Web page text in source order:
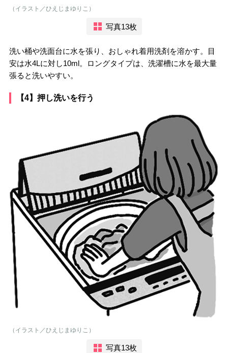
（イラスト／ひえじまゆりこ）
写真13枚
洗い桶や洗面台に水を張り、おしゃれ着用洗剤を溶かす。目
安は水4Lに対し10ml。ロングタイプは、洗濯槽に水を最大量
張ると洗いやすい。
【4】押し洗いを行う
（イラスト／ひえじまゆりこ）
写真13枚